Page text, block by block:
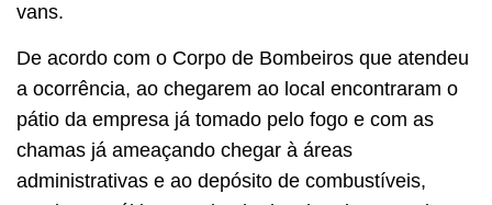
vans.
De acordo com o Corpo de Bombeiros que atendeu
a ocorrência, ao chegarem ao local encontraram o
pátio da empresa já tomado pelo fogo e com as
chamas já ameaçando chegar à áreas
administrativas e ao depósito de combustíveis,